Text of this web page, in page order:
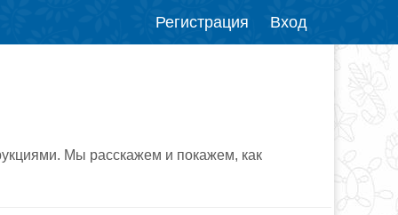
Регистрация Вход
Мы расскажем и покажем, как